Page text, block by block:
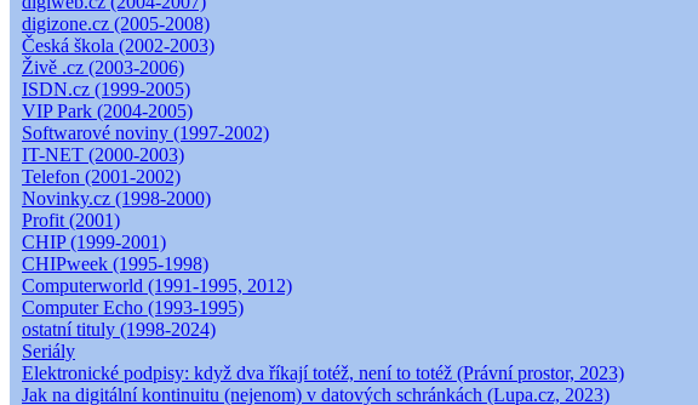
digizone.cz (2005-2008)
Česká škola (2002-2003)
Živě .cz (2003-2006)
ISDN.cz (1999-2005)
VIP Park (2004-2005)
Softwarové noviny (1997-2002)
IT-NET (2000-2003)
Telefon (2001-2002)
Novinky.cz (1998-2000)
Profit (2001)
CHIP (1999-2001)
CHIPweek (1995-1998)
Computerworld (1991-1995, 2012)
Computer Echo (1993-1995)
ostatní tituly (1998-2024)
Seriály
Elektronické podpisy: když dva říkají totéž, není to totéž (Právní prostor, 2023)
Jak na digitální kontinuitu (nejenom) v datových schránkách (Lupa.cz, 2023)